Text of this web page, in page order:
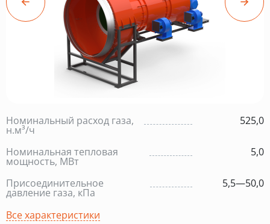
Номинальный расход газа,
н.м³/ч
525,0
Номинальная тепловая
мощность, МВт
5,0
Присоединительное
давление газа, кПа
5,5—50,0
Все характеристики